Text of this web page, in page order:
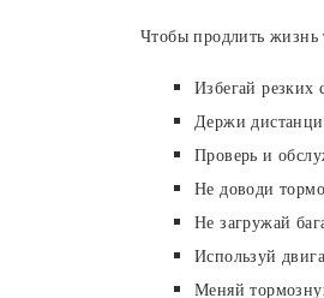
Чтобы продлить жизнь
Избегай резких
Держи
Проверь и
Не доводи
Не загружай
Используй
Меняй